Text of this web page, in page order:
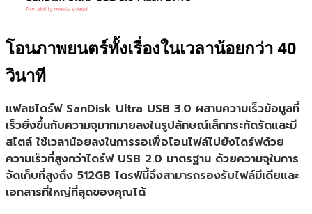
โอนภาพยนตร์ทั้งเรื่องในเวลาน้อยกว่า 40
วินาที
แฟลชไดร์ฟ SanDisk Ultra USB 3.0 ผสานความเร็วข้อมูลที่
เร็วยิ่งขึ้นกับความจุมากมายลงในรูปลักษณ์เล็กกระทัดรัดและมี
สไตล์ ใช้เวลาน้อยลงในการรอเพื่อโอนไฟล์ไปยังไดร์ฟด้วย
ความเร็วที่สูงกว่าไดร์ฟ USB 2.0 มาตรฐาน ด้วยความจุในการ
จัดเก็บที่สูงถึง 512GB ไดรฟ์นี้จึงสามารถรองรับไฟล์มีเดียและ
เอกสารที่ใหญ่ที่สุดของคุณได้